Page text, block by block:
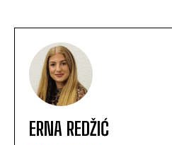
ERNA REDŽIĆ